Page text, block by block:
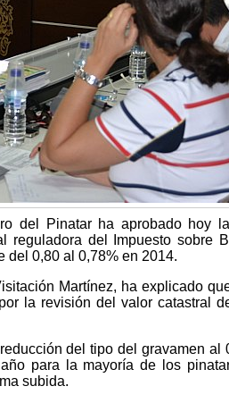
del Pinatar ha aprobado hoy
reguladora del Impuesto sobre
del 0,80 al 0,78% en 2014.
Martínez, ha explicado
la revisión del valor catastral
del tipo del gravamen al
para la mayoría de los
subida.